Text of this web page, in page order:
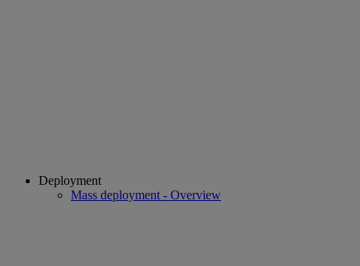
Deployment
Mass deployment - Overview